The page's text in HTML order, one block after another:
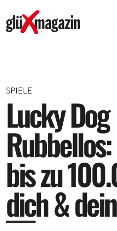
SPIELE
LuckyDog
Rubbellos:
biszu100.
dich&dein